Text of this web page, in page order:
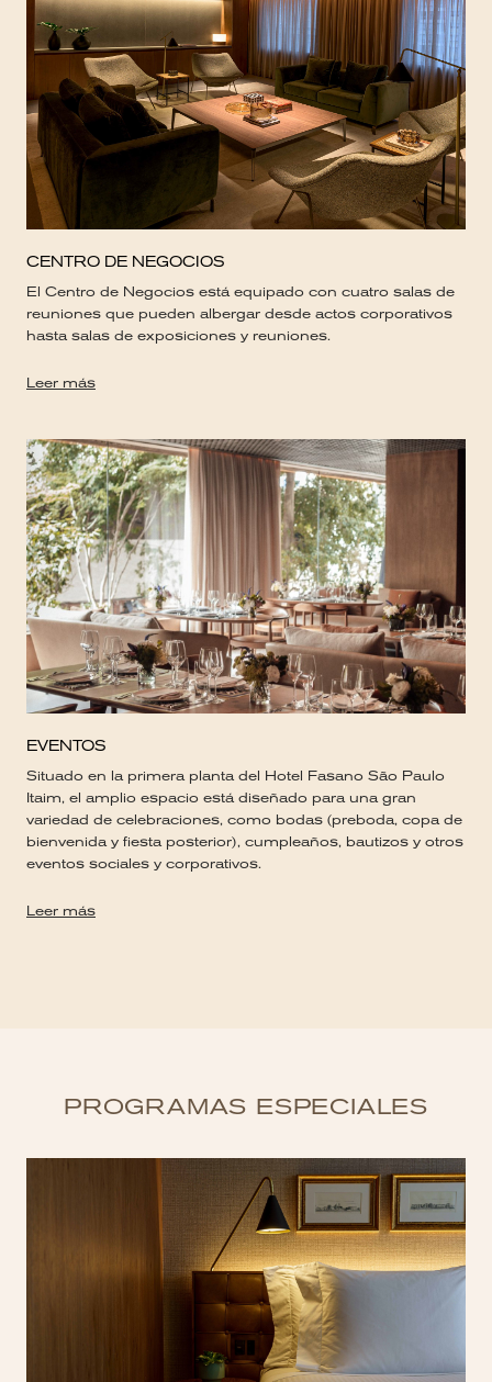
CENTRO DE NEGOCIOS
El Centro de Negocios está equipado con cuatro salas de
reuniones que pueden albergar desde actos corporativos
hasta salas de exposiciones y reuniones.
Leer más
EVENTOS
Situado en la primera planta del Hotel Fasano São Paulo
Itaim, el amplio espacio está diseñado para una gran
variedad de celebraciones, como bodas (preboda, copa de
bienvenida y fiesta posterior), cumpleaños, bautizos y otros
eventos sociales y corporativos.
Leer más
PROGRAMAS ESPECIALES